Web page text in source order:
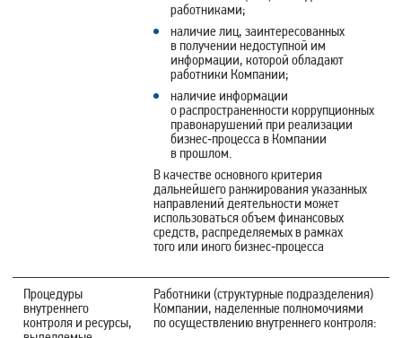
работниками;
наличие лиц, заинтересованных
в получении недоступной им
информации, которой обладают
работники Компании;
наличие информации
о распространенности коррупционных
правонарушений при реализации
бизнес‑процесса в Компании
в прошлом.
В качестве основного критерия
дальнейшего ранжирования указанных
направлений деятельности может
использоваться объем финансовых
средств, распределяемых в рамках
того или иного бизнес‑процесса
Процедуры
внутреннего
контроля и ресурсы,
Работники (структурные подразделения)
Компании, наделенные полномочиями
по осуществлению внутреннего контроля: